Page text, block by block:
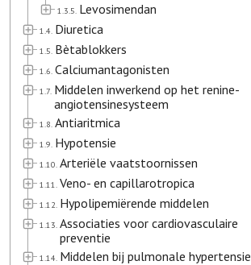
1.3.5. Levosimendan
1.4. Diuretica
1.5. Bètablokkers
1.6. Calciumantagonisten
1.7. Middelen inwerkend op het renine-
angiotensinesysteem
1.8. Antiaritmica
1.9. Hypotensie
1.10. Arteriële vaatstoornissen
1.11. Veno- en capillarotropica
1.12. Hypolipemiërende middelen
1.13. Associaties voor cardiovasculaire
preventie
1.14. Middelen bij pulmonale hypertensie